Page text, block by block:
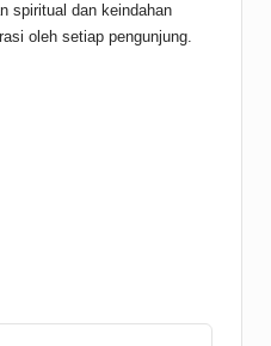
spiritual dan keindahan
oleh setiap pengunjung.